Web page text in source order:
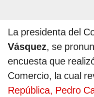
La presidenta del
Vásquez, se
encuesta que
Comercio, la cual
República, Pedro